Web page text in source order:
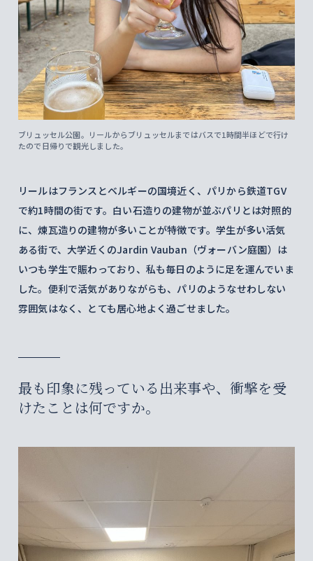
ブリュッセル公園。リールからブリュッセルまではバスで1時間半ほどで行け
たので日帰りで観光しました。
リールはフランスとベルギーの国境近く、パリから鉄道TGV
で約1時間の街です。白い石造りの建物が並ぶパリとは対照的
に、煉瓦造りの建物が多いことが特徴です。学生が多い活気
ある街で、大学近くのJardin Vauban（ヴォーバン庭園）は
いつも学生で賑わっており、私も毎日のように足を運んでいま
した。便利で活気がありながらも、パリのようなせわしない
雰囲気はなく、とても居心地よく過ごせました。
最も印象に残っている出来事や、衝撃を受
けたことは何ですか。